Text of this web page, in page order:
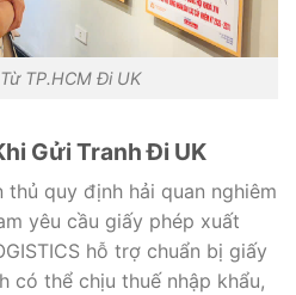
TP.HCM Đi UK
Gửi Tranh Đi UK
thủ quy định hải quan nghiêm
yêu cầu giấy phép xuất
hỗ trợ chuẩn bị giấy
có thể chịu thuế nhập khẩu,